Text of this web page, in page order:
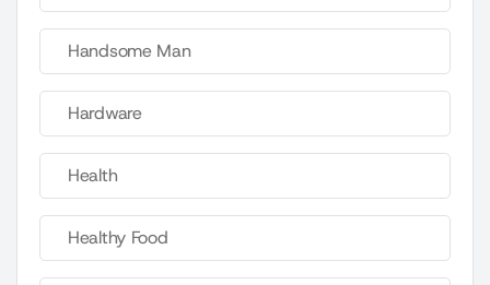
Handsome Man
Hardware
Health
Healthy Food